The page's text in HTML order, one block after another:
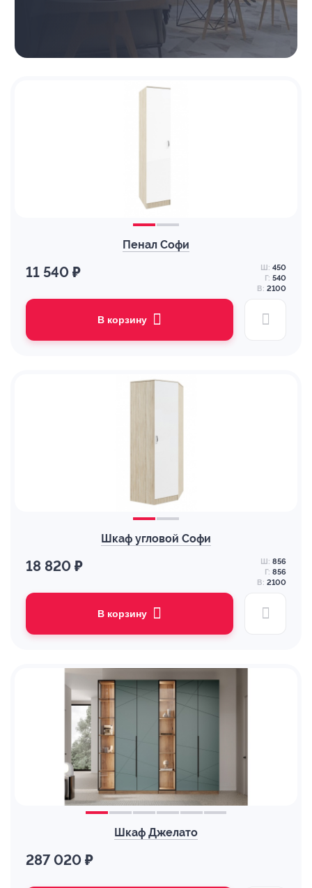
Пенал Софи
11 540 ₽ Ш: 450
Г: 540
В: 2100
В корзину
Шкаф угловой Софи
18 820 ₽ Ш: 856
Г: 856
В: 2100
В корзину
Шкаф Джелато
287 020 ₽